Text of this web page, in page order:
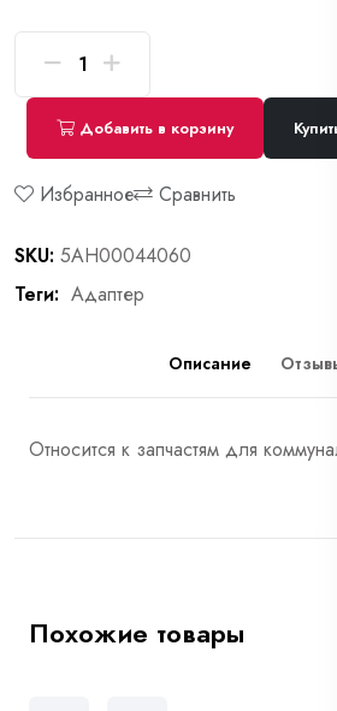
Добавить в корзину
Избранное Сравнить
SKU: 5AH00044060
Теги: Адаптер
Описание
Относится к запчастям для
Похожие товары